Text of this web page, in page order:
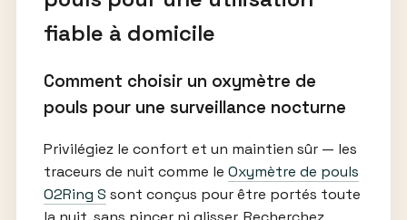
fiable à domicile
Comment choisir un oxymètre de
pouls pour une surveillance nocturne
Privilégiez le confort et un maintien sûr — les
traceurs de nuit comme le Oxymètre de pouls
O2Ring S sont conçus pour être portés toute